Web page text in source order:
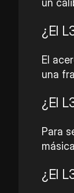
un
¿El
El
una
¿El
Para
¿El